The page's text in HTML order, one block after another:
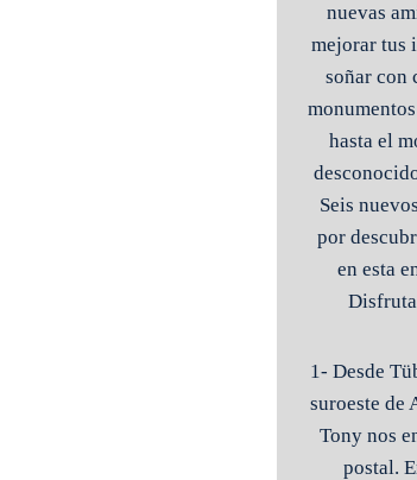
nuevas
mejorar tus
soñar con
hasta el
Seis
por
en esta
1- Desde
suroeste de
Tony nos
postal.